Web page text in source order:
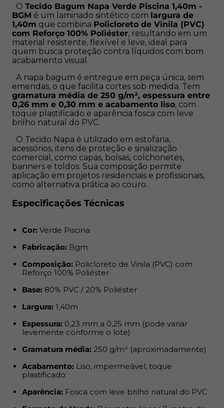
Especificações Técnicas
Cor: Verde Piscina
Fabricação:Bgm
Composição:Policloreto de Vinila (PVC) com Reforço
100% Poliéster
Base:80% PVC / 20% Poliéster
Largura: 1,40m
Espessura: 0,23 mm a 0,25 mm (pode variar
levemente conforme o lote)
Gramatura média:250 g/m² (aproximadamente)
Acabamento:
Aparência:Fosca com leve brilho natural do PVC
comprimento x 1,40m de largura)
Principais Aplicações:
Revestimentos de móveis com visual
contemporâneo;
Fabricação de toalhas de mesa, colchonetes e forros
impermeáveis;
O Tecido Bagum Napa Verde Piscina 1,40m -
BGM é um laminado sintético com largura de
1,40m que combina Policloreto de Vinila (PVC)
com Reforço 100% Poliéster, resultando em um
material resistente, flexível e leve, ideal para
quem busca proteção contra líquidos com bom
acabamento visual.
A napa bagum é entregue em peça única, sem
emendas, o que facilita cortes sob medida. Tem
gramatura média de 250 g/m², espessura entre
0,26 mm e 0,30 mm e acabamento liso, com
toque plastificado e aparência fosca com leve
brilho natural do PVC.
O Tecido Napa é utilizado em estofaria,
acessórios, itens de proteção e sinalização
comercial, como capas, bolsas, colchonetes,
banners e toldos. Sua composição permite
aplicação em projetos residenciais e profissionais,
como alternativa prática ao couro.
Especificações Técnicas
Cor: Verde Piscina
Fabricação: Bgm
Composição: Policloreto de Vinila (PVC) com
Reforço 100% Poliéster
Base: 80% PVC / 20% Poliéster
Largura: 1,40m
Espessura: 0,23 mm a 0,25 mm (pode variar
levemente conforme o lote)
Gramatura média: 250 g/m² (aproximadamente)
Acabamento: Liso, impermeável, toque
plastificado
Aparência: Fosca com leve brilho natural do PVC